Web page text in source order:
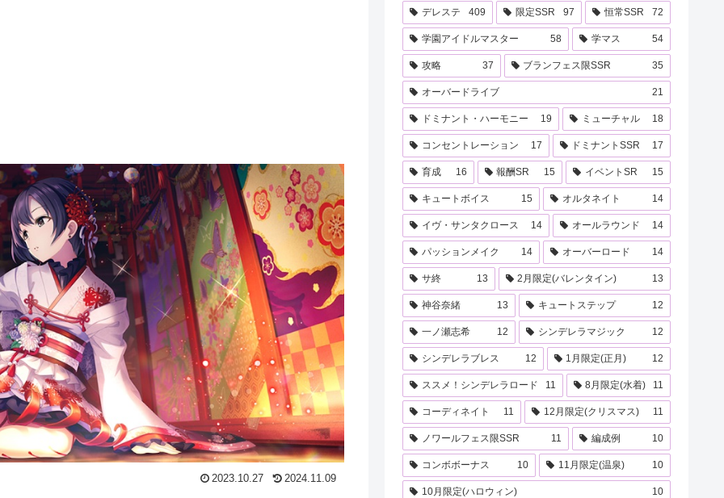
2023.10.27 2024.11.09
デレステ 409 限定SSR 97 恒常SSR 72
学園アイドルマスター 58 学マス 54
攻略 37 ブランフェス限SSR 35
オーバードライブ 21
ドミナント・ハーモニー 19 ミューチャル 18
コンセントレーション 17 ドミナントSSR 17
育成 16 報酬SR 15 イベントSR 15
キュートボイス 15 オルタネイト 14
イヴ・サンタクロース 14 オールラウンド 14
パッションメイク 14 オーバーロード 14
サ終 13 2月限定(バレンタイン) 13
神谷奈緒 13 キュートステップ 12
一ノ瀬志希 12 シンデレラマジック 12
シンデレラブレス 12 1月限定(正月) 12
ススメ！シンデレラロード 11 8月限定(水着) 11
コーディネイト 11 12月限定(クリスマス) 11
ノワールフェス限SSR 11 編成例 10
コンボボーナス 10 11月限定(温泉) 10
10月限定(ハロウィン) 10